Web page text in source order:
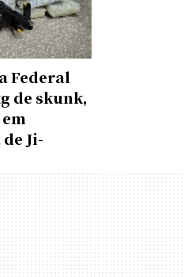
Federal
de skunk,
Ji-